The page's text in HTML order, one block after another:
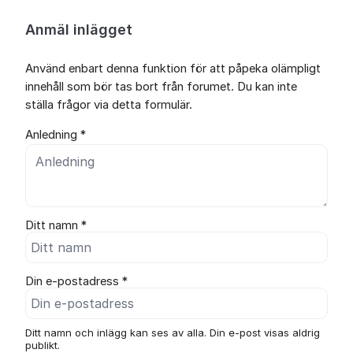
Anmäl inlägget
Använd enbart denna funktion för att påpeka olämpligt
innehåll som bör tas bort från forumet. Du kan inte
ställa frågor via detta formulär.
Anledning *
Ditt namn *
Din e-postadress *
Ditt namn och inlägg kan ses av alla. Din e-post visas aldrig
publikt.